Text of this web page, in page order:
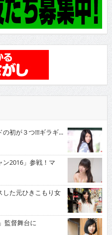
初が３つ!!!ギラギ...
2016」参戦！マ
た元ひきこもり女
監督舞台に